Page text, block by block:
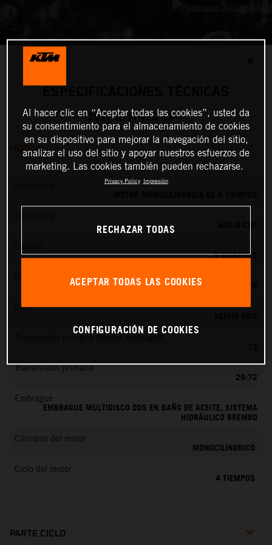
2027 KTM 450 SX-F
MOTOR
5 MARCHAS
Preparación de la mezcla
KEIHIN EFI, TOBERA DE 44 MM
EMS
Transmisión primaria
29:72
Embrague
EMBRAGUE MULTIDISCO DDS EN BAÑO DE ACEITE, SISTEMA
HIDRÁULICO BREMBO
Cilindros del motor
MONOCILÍNDRICO
Ciclo del motor
4 TIEMPOS
PARTE CICLO
Al hacer clic en “Aceptar todas las cookies”, usted da
su consentimiento para el almacenamiento de cookies
en su dispositivo para mejorar la navegación del sitio,
analizar el uso del sitio y apoyar nuestros esfuerzos de
marketing. Las cookies también pueden rechazarse.
Privacy Policy Impresión
RECHAZAR TODAS
ACEPTAR TODAS LAS COOKIES
CONFIGURACIÓN DE COOKIES